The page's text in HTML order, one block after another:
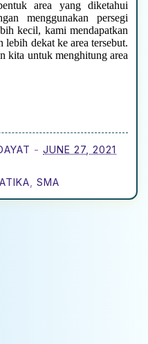
area yang diketahui
menggunakan persegi
kecil, kami mendapatkan
lebih dekat ke area tersebut.
kita untuk menghitung area
- JUNE 27, 2021
SMA